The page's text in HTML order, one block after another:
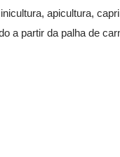
apicultura,
a partir da palha de